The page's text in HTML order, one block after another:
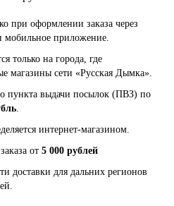
при оформлении заказа через
мобильное приложение.
только на города, где
магазины сети «Русская Дымка».
пункта выдачи посылок (ПВЗ) по
интернет-магазином.
от 5 000 рублей
доставки для дальних регионов